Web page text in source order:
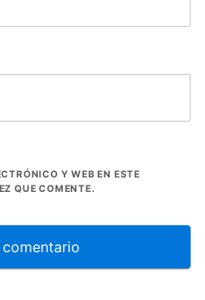
Y WEB EN ESTE
QUE COMENTE.